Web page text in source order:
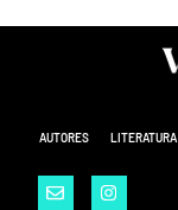
AUTORES LITERATURA